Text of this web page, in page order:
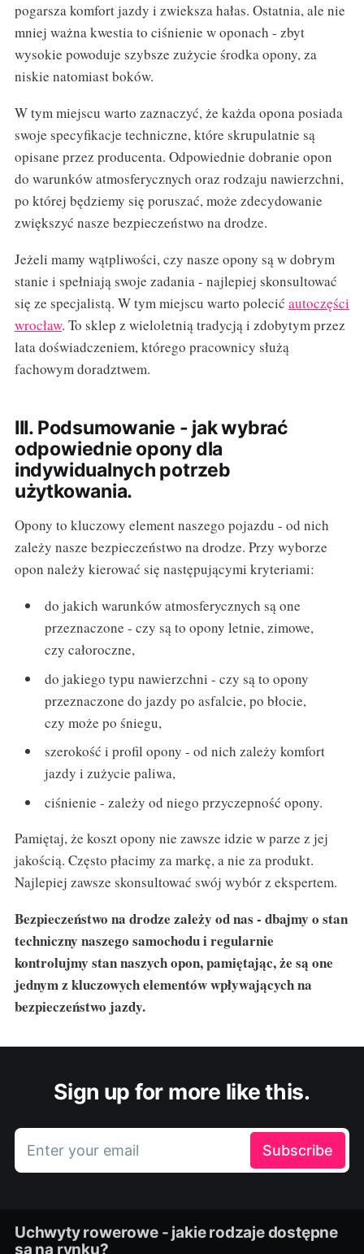
pogarsza komfort jazdy i zwieksza hałas. Ostatnia, ale nie
mniej ważna kwestia to ciśnienie w oponach - zbyt
wysokie powoduje szybsze zużycie środka opony, za
niskie natomiast boków.
W tym miejscu warto zaznaczyć, że każda opona posiada
swoje specyfikacje techniczne, które skrupulatnie są
opisane przez producenta. Odpowiednie dobranie opon
do warunków atmosferycznych oraz rodzaju nawierzchni,
po której będziemy się poruszać, może zdecydowanie
zwiększyć nasze bezpieczeństwo na drodze.
Jeżeli mamy wątpliwości, czy nasze opony są w dobrym
stanie i spełniają swoje zadania - najlepiej skonsultować
się ze specjalistą. W tym miejscu warto polecić autoczęści
wrocław. To sklep z wieloletnią tradycją i zdobytym przez
lata doświadczeniem, którego pracownicy służą
fachowym doradztwem.
III. Podsumowanie - jak wybrać
odpowiednie opony dla
indywidualnych potrzeb
użytkowania.
Opony to kluczowy element naszego pojazdu - od nich
zależy nasze bezpieczeństwo na drodze. Przy wyborze
opon należy kierować się następującymi kryteriami:
do jakich warunków atmosferycznych są one
przeznaczone - czy są to opony letnie, zimowe,
czy całoroczne,
do jakiego typu nawierzchni - czy są to opony
przeznaczone do jazdy po asfalcie, po błocie,
czy może po śniegu,
szerokość i profil opony - od nich zależy komfort
jazdy i zużycie paliwa,
ciśnienie - zależy od niego przyczepność opony.
Pamiętaj, że koszt opony nie zawsze idzie w parze z jej
jakością. Często płacimy za markę, a nie za produkt.
Najlepiej zawsze skonsultować swój wybór z ekspertem.
Bezpieczeństwo na drodze zależy od nas - dbajmy o stan
techniczny naszego samochodu i regularnie
kontrolujmy stan naszych opon, pamiętając, że są one
jednym z kluczowych elementów wpływających na
bezpieczeństwo jazdy.
Sign up for more like this.
Enter your email Subscribe
Uchwyty rowerowe - jakie rodzaje dostępne
są na rynku?